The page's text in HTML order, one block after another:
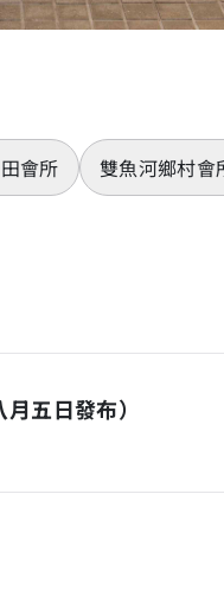
會所 雙魚河鄉村會
五日發布）